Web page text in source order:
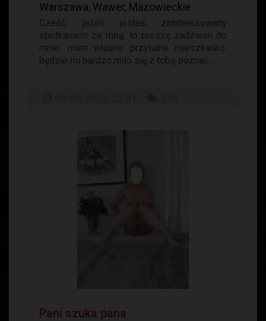
Warszawa, Wawer, Mazowieckie
Cześć, jeżeli jesteś zainteresowany
spotkaniem ze mną, to proszę zadzwoń do
mnie. mam własne przytulne mieszkanko.
będzie mi bardzo miło się z tobą poznać...
Pani szuka pana